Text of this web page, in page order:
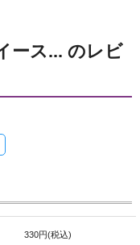
ース... のレビ
330円(税込)